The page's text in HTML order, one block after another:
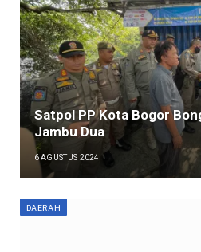
Satpol PP Kota Bogor
Jambu Dua
6 AGUSTUS 2024
DAERAH